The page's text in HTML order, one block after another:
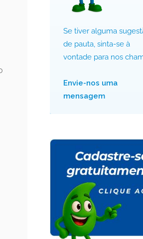
Se tiver alguma
de pauta, sinta-se à
vontade para nos
Envie-nos uma
mensagem